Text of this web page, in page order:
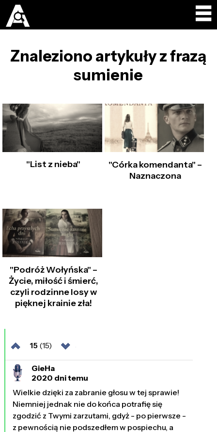
Znaleziono artykuły z frazą
sumienie
"List z nieba"
"Córka komendanta" –
Naznaczona
"Podróż Wołyńska" –
Życie, miłość i śmierć,
czyli rodzinne losy w
pięknej krainie zła!
15 (15)
GieHa
2020 dni temu
Wielkie dzięki za zabranie głosu w tej sprawie!
Niemniej jednak nie do końca potrafię się
zgodzić z Twymi zarzutami, gdyż - po pierwsze -
z pewnością nie podszedłem w pospiechu, a